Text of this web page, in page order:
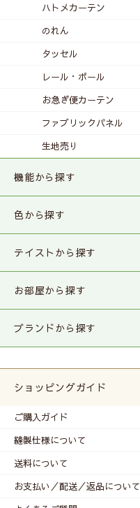
ハトメカーテン
のれん
タッセル
レール・ポール
お急ぎ便カーテン
ファブリックパネル
生地売り
機能から探す
色から探す
テイストから探す
お部屋から探す
ブランドから探す
ショッピングガイド
ご購入ガイド
縫製仕様について
送料について
お支払い／配送／返品について